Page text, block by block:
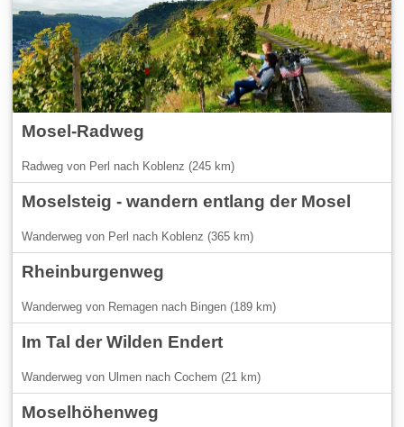
Mosel-Radweg
Radweg von Perl nach Koblenz (245 km)
Moselsteig - wandern entlang der Mosel
Wanderweg von Perl nach Koblenz (365 km)
Rheinburgenweg
Wanderweg von Remagen nach Bingen (189 km)
Im Tal der Wilden Endert
Wanderweg von Ulmen nach Cochem (21 km)
Moselhöhenweg